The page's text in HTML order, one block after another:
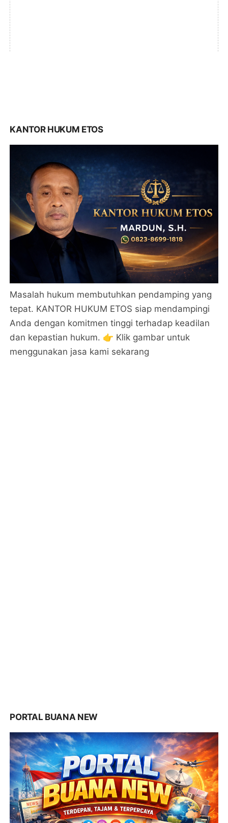
KANTOR HUKUM ETOS
Masalah hukum membutuhkan pendamping yang
tepat. KANTOR HUKUM ETOS siap mendampingi
Anda dengan komitmen tinggi terhadap keadilan
dan kepastian hukum. 👉 Klik gambar untuk
menggunakan jasa kami sekarang
PORTAL BUANA NEW